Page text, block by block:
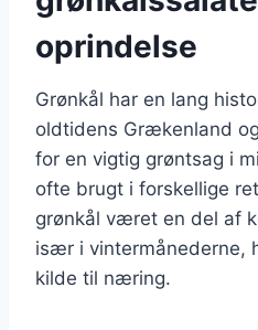
oprindelse
Grønkål har en lang
oldtidens Grækenland
for en vigtig grøntsag i
ofte brugt i forskellige
grønkål været en del af
især i vintermånederne,
kilde til næring.